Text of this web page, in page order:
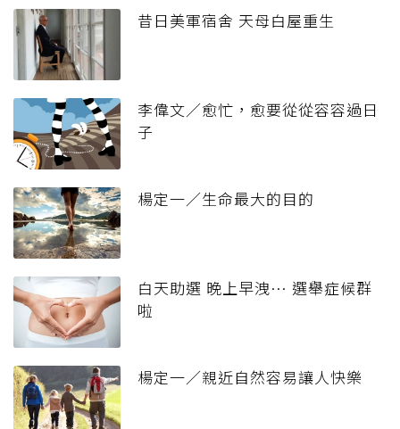
昔日美軍宿舍 天母白屋重生
李偉文／愈忙，愈要從從容容過日
子
楊定一／生命最大的目的
白天助選 晚上早洩… 選舉症候群
啦
楊定一／親近自然容易讓人快樂